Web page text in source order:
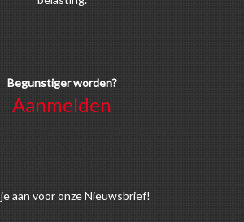
Begunstiger worden?
Aanmelden
je aan voor onze Nieuwsbrief!